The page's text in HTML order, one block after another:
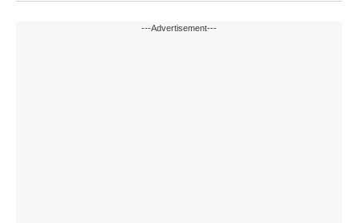
---Advertisement---